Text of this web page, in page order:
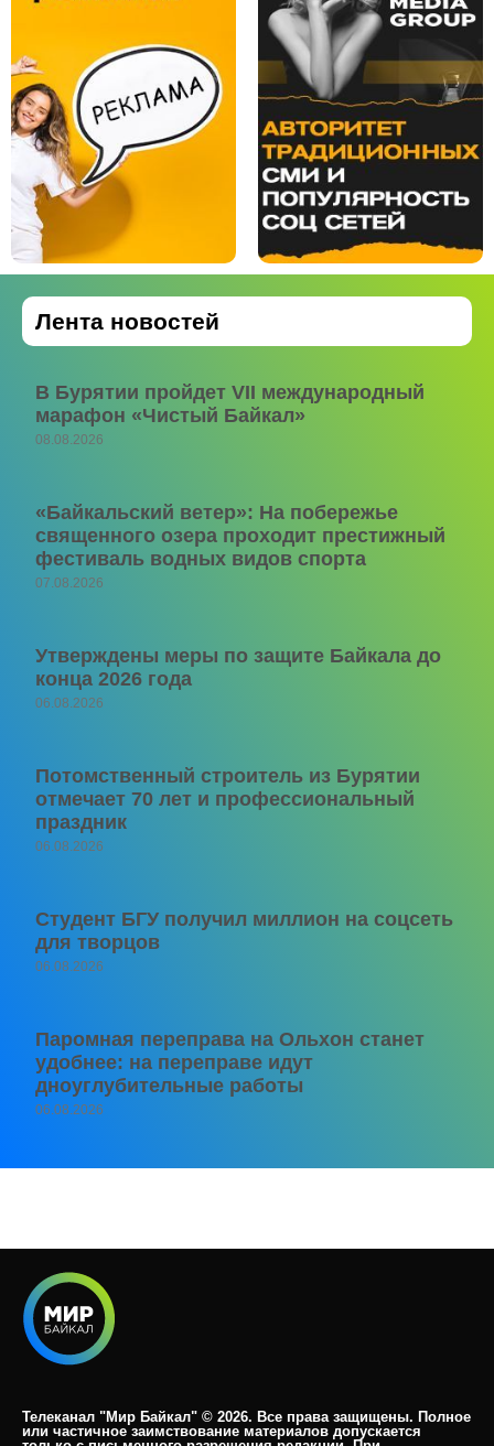
Лента новостей
В Бурятии пройдет VII международный
марафон «Чистый Байкал»
08.08.2026
«Байкальский ветер»: На побережье
священного озера проходит престижный
фестиваль водных видов спорта
07.08.2026
Утверждены меры по защите Байкала до
конца 2026 года
06.08.2026
Потомственный строитель из Бурятии
отмечает 70 лет и профессиональный
праздник
06.08.2026
Студент БГУ получил миллион на соцсеть
для творцов
06.08.2026
Паромная переправа на Ольхон станет
удобнее: на переправе идут
дноуглубительные работы
06.08.2026
Телеканал "Мир Байкал" © 2026. Все права защищены. Полное
или частичное заимствование материалов допускается